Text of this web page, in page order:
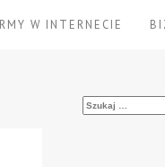
W INTERNECIE
Szukaj: